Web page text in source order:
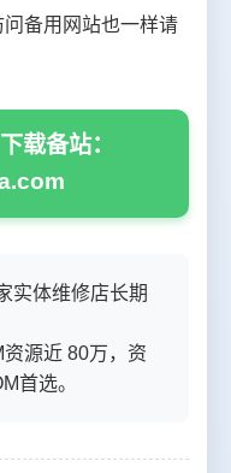
备用网站也一样请
载备站：
实体维修店长期
源近 80万，资
首选。